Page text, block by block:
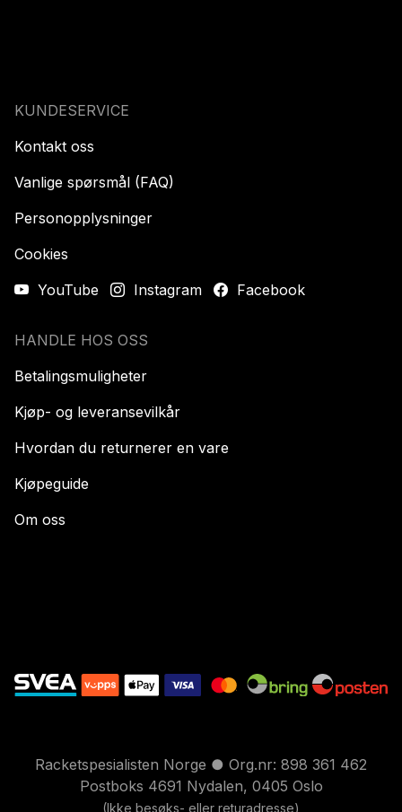
KUNDESERVICE
Kontakt oss
Vanlige spørsmål (FAQ)
Personopplysninger
Cookies
YouTube
Instagram Facebook
HANDLE HOS OSS
Betalingsmuligheter
Kjøp- og leveransevilkår
Hvordan du returnerer en vare
Kjøpeguide
Om oss
Racketspesialisten Norge ● Org.nr: 898 361 462
Postboks 4691 Nydalen, 0405 Oslo
(Ikke besøks- eller returadresse)